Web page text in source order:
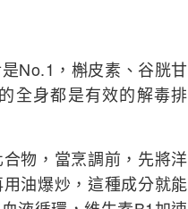
No.1，槲皮素、谷胱甘
全身都是有效的解毒排
物，當烹調前，先將洋
油爆炒，這種成分就能